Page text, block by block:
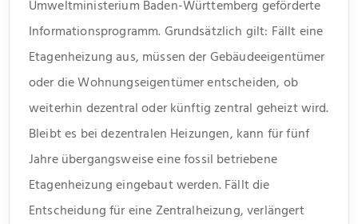
Umweltministerium Baden-Württemberg geförderte
Informationsprogramm. Grundsätzlich gilt: Fällt eine
Etagenheizung aus, müssen der Gebäudeeigentümer
oder die Wohnungseigentümer entscheiden, ob
weiterhin dezentral oder künftig zentral geheizt wird.
Bleibt es bei dezentralen Heizungen, kann für fünf
Jahre übergangsweise eine fossil betriebene
Etagenheizung eingebaut werden. Fällt die
Entscheidung für eine Zentralheizung, verlängert